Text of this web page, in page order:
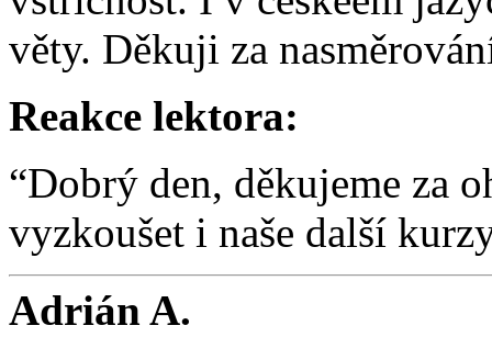
věty. Děkuji za
Reakce lektora:
“Dobrý den, děkujeme za
vyzkoušet i naše další
Adrián A.